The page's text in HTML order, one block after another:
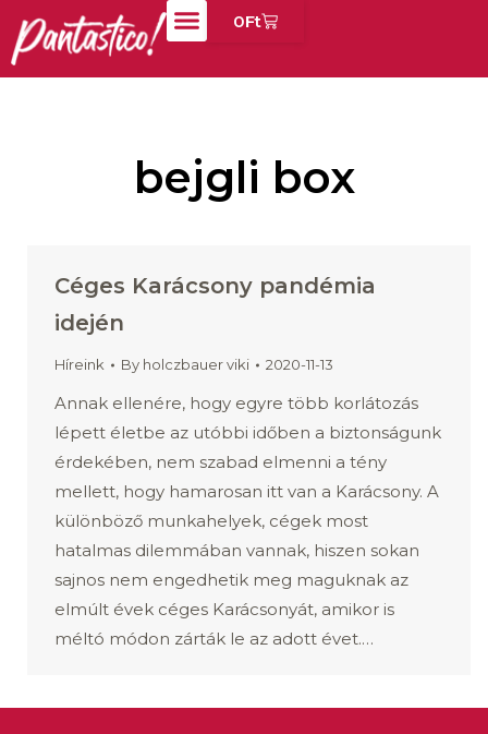
0Ft
bejgli box
Céges Karácsony pandémia
idején
Híreink By holczbauer viki 2020-11-13
Annak ellenére, hogy egyre több korlátozás
lépett életbe az utóbbi időben a biztonságunk
érdekében, nem szabad elmenni a tény
mellett, hogy hamarosan itt van a Karácsony. A
különböző munkahelyek, cégek most
hatalmas dilemmában vannak, hiszen sokan
sajnos nem engedhetik meg maguknak az
elmúlt évek céges Karácsonyát, amikor is
méltó módon zárták le az adott évet.…